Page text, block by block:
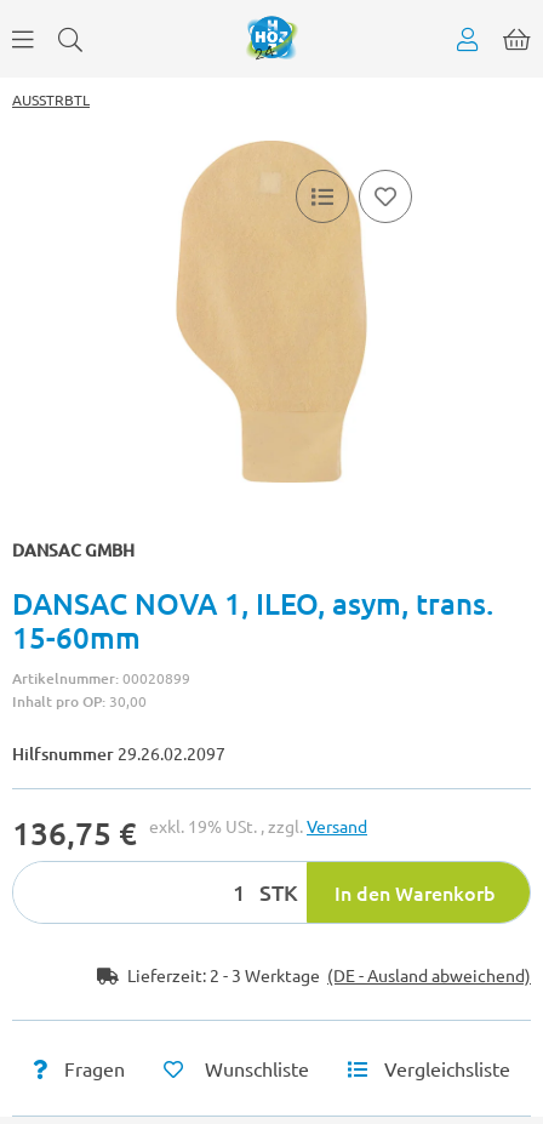
AUSSTRBTL
DANSAC GMBH
DANSAC NOVA 1, ILEO, asym, trans.
15-60mm
Artikelnummer:00020899
Inhalt pro OP: 30,00
Hilfsnummer 29.26.02.2097
136,75 € exkl. 19% USt. , zzgl.Versand
STK In den Warenkorb
Lieferzeit: 2 - 3 Werktage (DE - Ausland abweichend)
Fragen Wunschliste Vergleichsliste